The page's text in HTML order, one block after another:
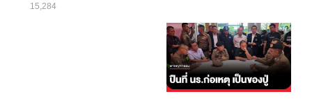
15,284